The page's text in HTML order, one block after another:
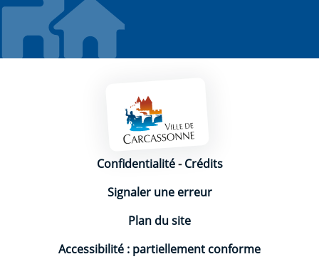
Mentions légales
Confidentialité-Crédits
Signaler une erreur
Plan du site
Accessibilité : partiellement conforme